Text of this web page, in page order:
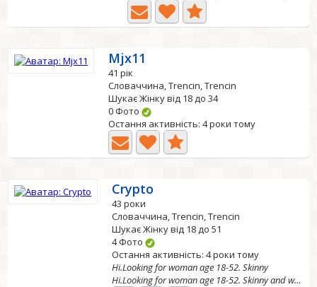
Mjx11
41 рік
Словаччина, Trencin, Trencin
Шукає Жінку від 18 до 34
0 Фото
Остання активність: 4 роки тому
Crypto
43 роки
Словаччина, Trencin, Trencin
Шукає Жінку від 18 до 51
4 Фото
Остання активність: 4 роки тому
Hi.Looking for woman age 18-52. Skinny
Hi.Looking for woman age 18-52. Skinny and with good...